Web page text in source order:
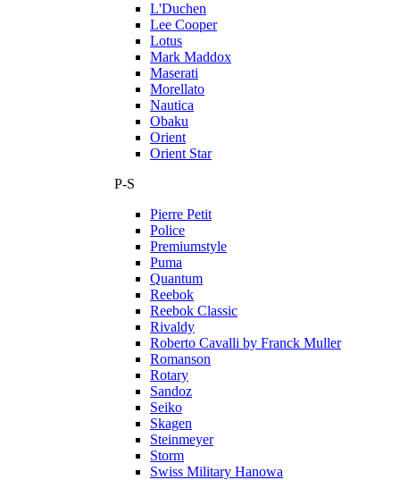
L'Duchen
Lee Cooper
Lotus
Mark Maddox
Maserati
Morellato
Nautica
Obaku
Orient
Orient Star
P-S
Pierre Petit
Police
Premiumstyle
Puma
Quantum
Reebok
Reebok Classic
Rivaldy
Roberto Cavalli by Franck Muller
Romanson
Rotary
Sandoz
Seiko
Skagen
Steinmeyer
Storm
Swiss Military Hanowa